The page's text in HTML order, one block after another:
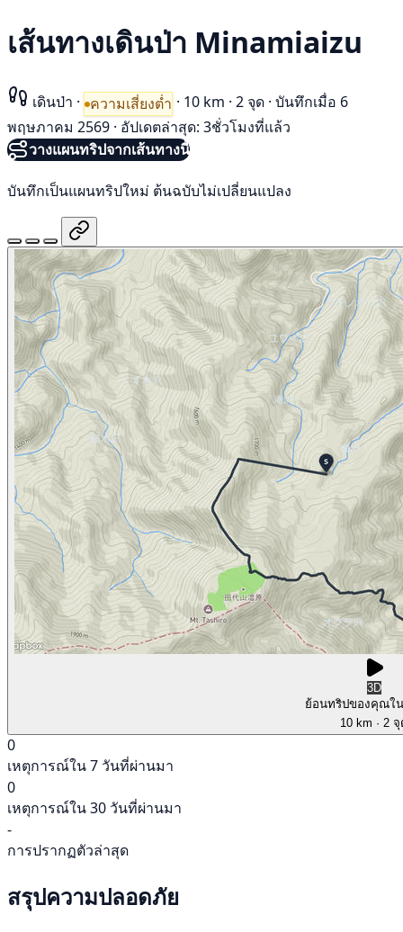
เส้นทางเดินป่า Minamiaizu
เดินป่า · ความเสี่ยงต่ำ · 10 km · 2 จุด · บันทึกเมื่อ 6
พฤษภาคม 2569 · อัปเดตล่าสุด: 3ชั่วโมงที่แล้ว
วางแผนทริปจากเส้นทางนี้
บันทึกเป็นแผนทริปใหม่ ต้นฉบับไม่เปลี่ยนแปลง
3D
ย้อนทริปของคุณใ
10 km · 2
0
เหตุการณ์ใน 7 วันที่ผ่านมา
0
เหตุการณ์ใน 30 วันที่ผ่านมา
-
การปรากฏตัวล่าสุด
สรุปความปลอดภัย